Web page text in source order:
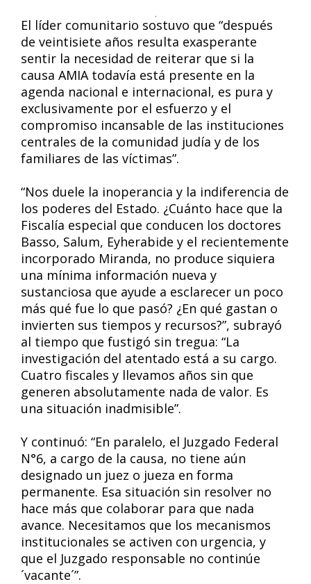
El líder comunitario sostuvo que “después
de veintisiete años resulta exasperante
sentir la necesidad de reiterar que si la
causa AMIA todavía está presente en la
agenda nacional e internacional, es pura y
exclusivamente por el esfuerzo y el
compromiso incansable de las instituciones
centrales de la comunidad judía y de los
familiares de las víctimas”.
“Nos duele la inoperancia y la indiferencia de
los poderes del Estado. ¿Cuánto hace que la
Fiscalía especial que conducen los doctores
Basso, Salum, Eyherabide y el recientemente
incorporado Miranda, no produce siquiera
una mínima información nueva y
sustanciosa que ayude a esclarecer un poco
más qué fue lo que pasó? ¿En qué gastan o
invierten sus tiempos y recursos?”, subrayó
al tiempo que fustigó sin tregua: “La
investigación del atentado está a su cargo.
Cuatro fiscales y llevamos años sin que
generen absolutamente nada de valor. Es
una situación inadmisible”.
Y continuó: “En paralelo, el Juzgado Federal
N°6, a cargo de la causa, no tiene aún
designado un juez o jueza en forma
permanente. Esa situación sin resolver no
hace más que colaborar para que nada
avance. Necesitamos que los mecanismos
institucionales se activen con urgencia, y
que el Juzgado responsable no continúe
´vacante´”.